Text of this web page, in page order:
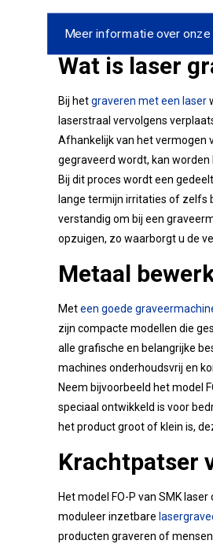
Meer informatie over
Wat is laser
Bij hetgraveren met een laser
laserstraal vervolgens
Afhankelijk van het vermogen
gegraveerd wordt, kan worden
Bij dit proces wordt een
lange termijn irritaties of zelfs
verstandig om bij een
opzuigen, zo waarborgt u de
Metaal
Meteen goede
zijn compacte modellen die
alle grafische en belangrijke
machines onderhoudsvrij en
Neem bijvoorbeeld het model
speciaal ontwikkeld is voor
het product groot of klein is,
Krachtpatser
Het model FO-P van SMK
moduleer inzetbare
producten graveren of